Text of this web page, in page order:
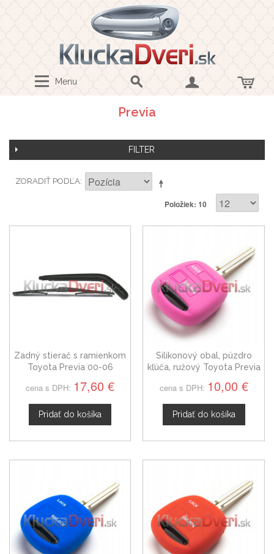
Menu
Previa
FILTER
ZORADIŤ PODĽA
Položiek: 10
Zadný stierač s ramienkom
Toyota Previa 00-06
cena s DPH: 17,60 €
Pridať do košíka
Silikonový obal, púzdro
kľúča, ružový Toyota Previa
cena s DPH: 10,00 €
Pridať do košíka